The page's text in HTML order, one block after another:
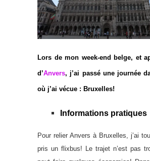
Lors de mon week-end belge, et
d’Anvers, j’ai passé une journée
où j’ai vécue : Bruxelles!
Informations pratiques
Pour relier Anvers à Bruxelles, j’ai
pris un flixbus! Le trajet n’est pas